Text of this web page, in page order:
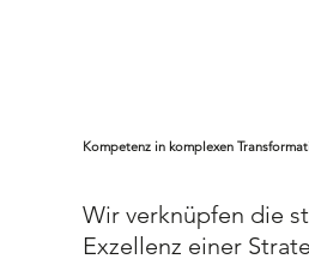
Kompetenz in komplexen
Wir verknüpfen die
Exzellenz einer